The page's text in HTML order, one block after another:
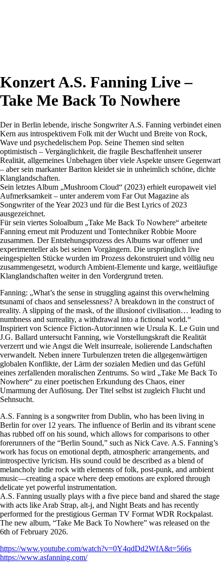
Konzert A.S. Fanning Live –
Take Me Back To Nowhere
Der in Berlin lebende, irische Songwriter A.S. Fanning verbindet einen
Kern aus introspektivem Folk mit der Wucht und Breite von Rock,
Wave und psychedelischem Pop. Seine Themen sind selten
optimistisch – Vergänglichkeit, die fragile Beschaffenheit unserer
Realität, allgemeines Unbehagen über viele Aspekte unsere Gegenwart
– aber sein markanter Bariton kleidet sie in unheimlich schöne, dichte
Klanglandschaften.
Sein letztes Album „Mushroom Cloud“ (2023) erhielt europaweit viel
Aufmerksamkeit – unter anderem vom Far Out Magazine als
Songwriter of the Year 2023 und für die Best Lyrics of 2023
ausgezeichnet.
Für sein viertes Soloalbum „Take Me Back To Nowhere“ arbeitete
Fanning erneut mit Produzent und Tontechniker Robbie Moore
zusammen. Der Entstehungsprozess des Albums war offener und
experimenteller als bei seinen Vorgängern. Die ursprünglich live
eingespielten Stücke wurden im Prozess dekonstruiert und völlig neu
zusammengesetzt, wodurch Ambient-Elemente und karge, weitläufige
Klanglandschaften weiter in den Vordergrund treten.
Fanning: „What’s the sense in struggling against this overwhelming
tsunami of chaos and senselessness? A breakdown in the construct of
reality. A slipping of the mask, of the illusionof civilisation… leading to
numbness and surreality, a withdrawal into a fictional world.“
Inspiriert von Science Fiction-Autor:innen wie Ursula K. Le Guin und
J.G. Ballard untersucht Fanning, wie Vorstellungskraft die Realität
verzerrt und wie Angst die Welt insurreale, isolierende Landschaften
verwandelt. Neben innere Turbulenzen treten die allgegenwärtigen
globalen Konflikte, der Lärm der sozialen Medien und das Gefühl
eines zerfallenden moralischen Zentrums. So wird „Take Me Back To
Nowhere“ zu einer poetischen Erkundung des Chaos, einer
Umarmung der Auflösung. Der Titel selbst ist zugleich Flucht und
Sehnsucht.
A.S. Fanning is a songwriter from Dublin, who has been living in
Berlin for over 12 years. The influence of Berlin and its vibrant scene
has rubbed off on his sound, which allows for comparisons to other
forerunners of the “Berlin Sound,” such as Nick Cave. A.S. Fanning’s
work has focus on emotional depth, atmospheric arrangements, and
introspective lyricism. His sound could be described as a blend of
melancholy indie rock with elements of folk, post-punk, and ambient
music—creating a space where deep emotions are explored through
delicate yet powerful instrumentation.
A.S. Fanning usually plays with a five piece band and shared the stage
with acts like Arab Strap, alt-j, and Night Beats and has recently
performed for the prestigious German TV Format WDR Rockpalast.
The new album, “Take Me Back To Nowhere” was released on the
6th of February 2026.
https://www.youtube.com/watch?v=0Y4qdDd2WfA&t=566s
https://www.asfanning.com/